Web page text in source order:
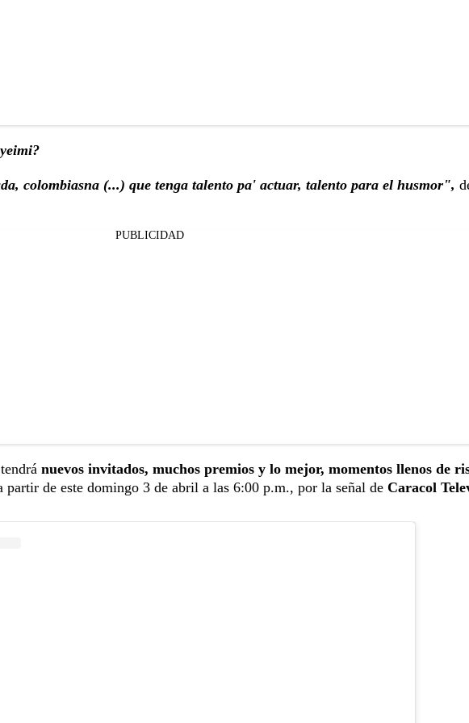
colombiasna (...) que tenga talento pa' actuar, talento para el husmor",
PUBLICIDAD
nuevos invitados, muchos premios y lo mejor, momentos llenos de
partir de este domingo 3 de abril a las 6:00 p.m., por la señal de Caracol